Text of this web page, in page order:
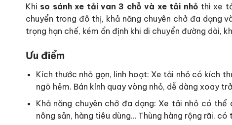
Khi so sánh xe tải van 3 chỗ và xe tải nhỏ thì xe
chuyển trong đô thị, khả năng chuyên chở đa dạng
trọng hạn chế, kém ổn định khi di chuyển đường dài,
Ưu điểm
Kích thước nhỏ gọn, linh hoạt: Xe tải nhỏ có kích
ngõ hẻm. Bán kính quay vòng nhỏ, dễ dàng xoay
Khả năng chuyên chở đa dạng: Xe tải nhỏ có
nông sản, hàng tiêu dùng… Thùng hàng rộng rãi,